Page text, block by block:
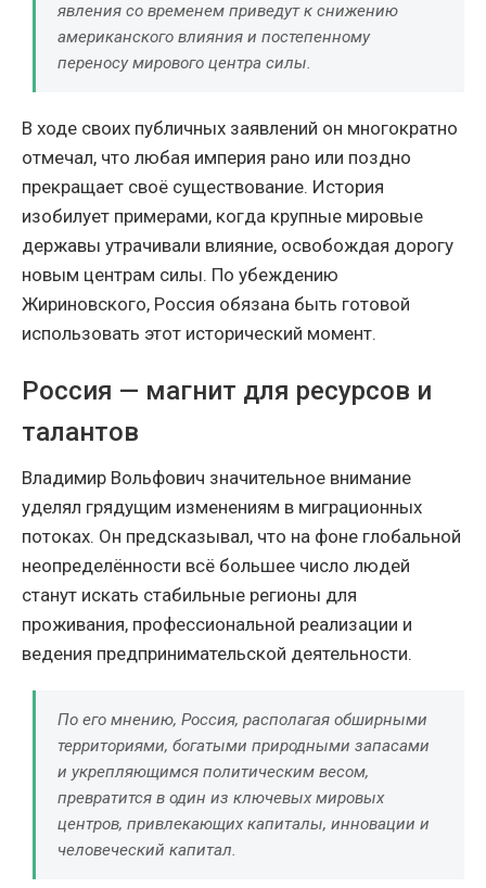
явления со временем приведут к снижению
американского влияния и постепенному
переносу мирового центра силы.
В ходе своих публичных заявлений он многократно
отмечал, что любая империя рано или поздно
прекращает своё существование. История
изобилует примерами, когда крупные мировые
державы утрачивали влияние, освобождая дорогу
новым центрам силы. По убеждению
Жириновского, Россия обязана быть готовой
использовать этот исторический момент.
Россия — магнит для ресурсов и
талантов
Владимир Вольфович значительное внимание
уделял грядущим изменениям в миграционных
потоках. Он предсказывал, что на фоне глобальной
неопределённости всё большее число людей
станут искать стабильные регионы для
проживания, профессиональной реализации и
ведения предпринимательской деятельности.
По его мнению, Россия, располагая обширными
территориями, богатыми природными запасами
и укрепляющимся политическим весом,
превратится в один из ключевых мировых
центров, привлекающих капиталы, инновации и
человеческий капитал.